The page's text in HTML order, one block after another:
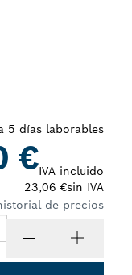
5 días laborables
€IVA incluido
23,06 €sin IVA
de precios